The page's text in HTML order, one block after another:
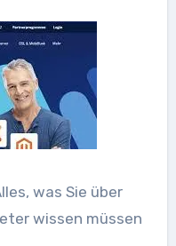
was Sie über
wissen müssen